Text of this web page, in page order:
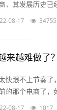
，其发展历史已
涵盖线上支付和
08-17 34755
来越难做了？
快跟不上节奏了
的那个电商了，
被无情抛弃。 一
08-17 1017